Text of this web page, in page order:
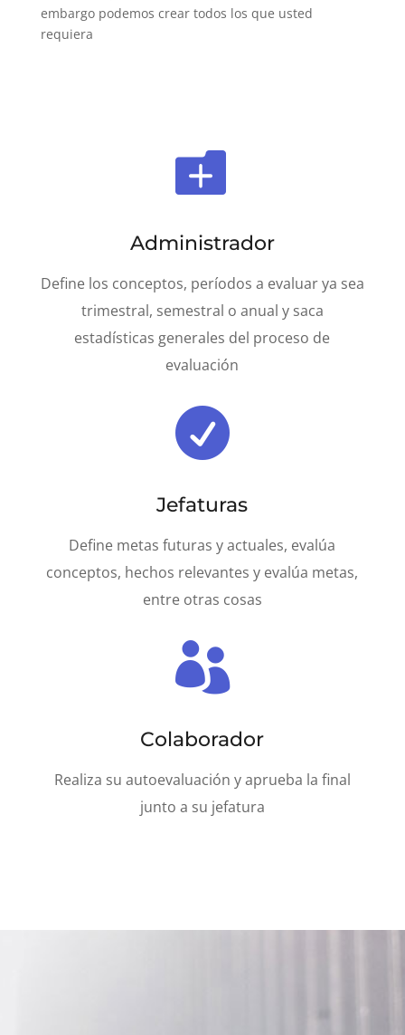
embargo podemos crear todos los que usted
requiera

Administrador
Define los conceptos, períodos a evaluar ya sea
trimestral, semestral o anual y saca
estadísticas generales del proceso de
evaluación

Jefaturas
Define metas futuras y actuales, evalúa
conceptos, hechos relevantes y evalúa metas,
entre otras cosas

Colaborador
Realiza su autoevaluación y aprueba la final
junto a su jefatura